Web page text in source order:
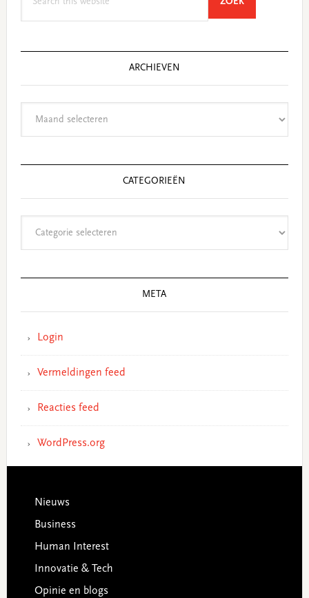
ARCHIEVEN
CATEGORIEËN
META
Login
Vermeldingen feed
Reacties feed
WordPress.org
Footer
Nieuws
Business
Human Interest
Innovatie & Tech
Opinie en blogs